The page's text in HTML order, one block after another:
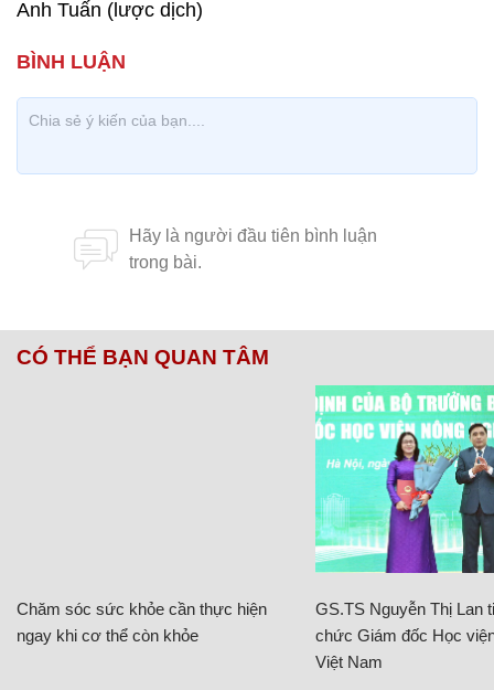
Anh Tuấn (lược dịch)
CÓ THỂ BẠN QUAN TÂM
Chăm sóc sức khỏe cần thực hiện
ngay khi cơ thể còn khỏe
GS.TS Nguyễn Thị Lan
chức Giám đốc Học
Việt Nam